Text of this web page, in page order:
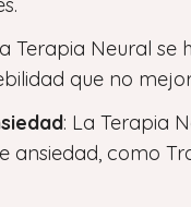
Terapia Neural se
que no
: La Terapia
ansiedad, como